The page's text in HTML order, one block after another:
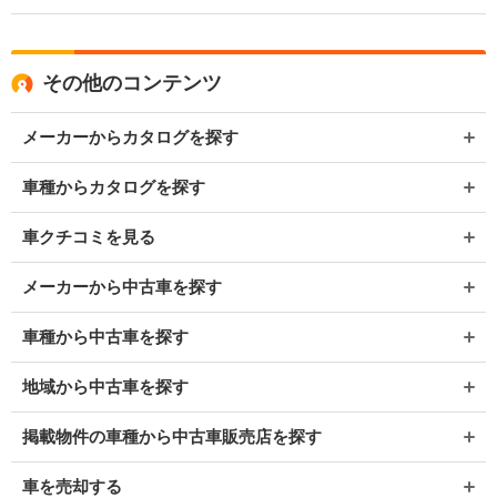
その他のコンテンツ
メーカーからカタログを探す
車種からカタログを探す
車クチコミを見る
メーカーから中古車を探す
車種から中古車を探す
地域から中古車を探す
掲載物件の車種から中古車販売店を探す
車を売却する